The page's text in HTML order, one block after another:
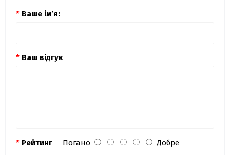
Ваше ім’я:
Ваш відгук
Рейтинг Погано Добре